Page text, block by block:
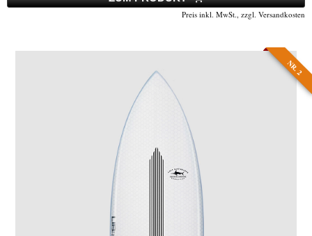
Preis inkl. MwSt., zzgl. Versandkosten
NR. 2